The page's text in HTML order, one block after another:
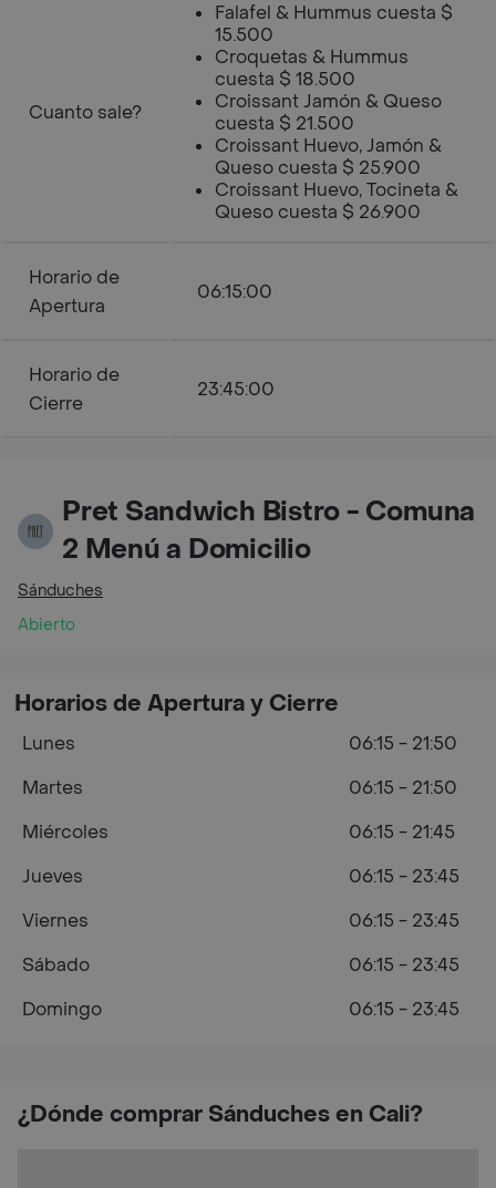
Cuanto sale?
Falafel & Hummus cuesta $
15.500
Croquetas & Hummus
cuesta $ 18.500
Croissant Jamón & Queso
cuesta $ 21.500
Croissant Huevo, Jamón &
Queso cuesta $ 25.900
Croissant Huevo, Tocineta &
Queso cuesta $ 26.900
Horario de
Apertura
06:15:00
Horario de
Cierre
23:45:00
Pret Sandwich Bistro - Comuna
2 Menú a Domicilio
Sánduches
Abierto
¿Dónde comprar Sánduches en Cali?
Horarios de Apertura y Cierre
Lunes
06:15 - 21:50
Martes
06:15 - 21:50
Miércoles
06:15 - 21:45
Jueves
06:15 - 23:45
Viernes
06:15 - 23:45
Sábado
06:15 - 23:45
Domingo
06:15 - 23:45